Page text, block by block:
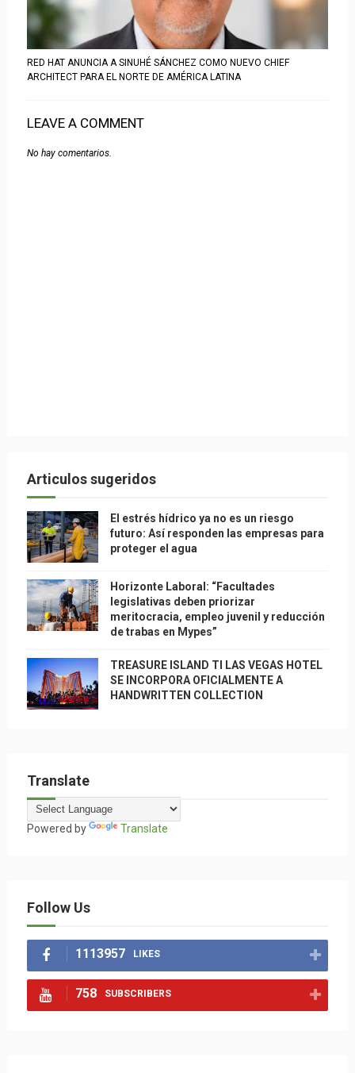
RED HAT ANUNCIA A SINUHÉ SÁNCHEZ COMO NUEVO CHIEF
ARCHITECT PARA EL NORTE DE AMÉRICA LATINA
LEAVE A COMMENT
No hay comentarios.
Articulos sugeridos
El estrés hídrico ya no es un riesgo
futuro: Así responden las empresas para
proteger el agua
Horizonte Laboral: “Facultades
legislativas deben priorizar
meritocracia, empleo juvenil y reducción
de trabas en Mypes”
TREASURE ISLAND TI LAS VEGAS HOTEL
SE INCORPORA OFICIALMENTE A
HANDWRITTEN COLLECTION
Translate
Powered by Translate
Follow Us
1113957 LIKES
758 SUBSCRIBERS